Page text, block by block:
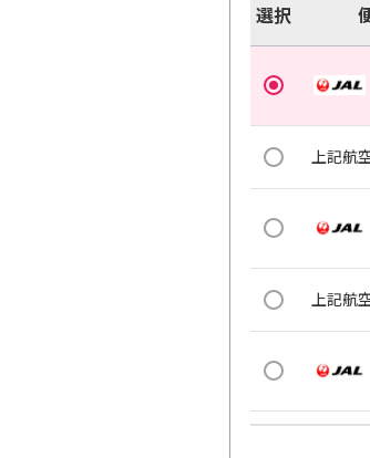
選択
上記航
上記航